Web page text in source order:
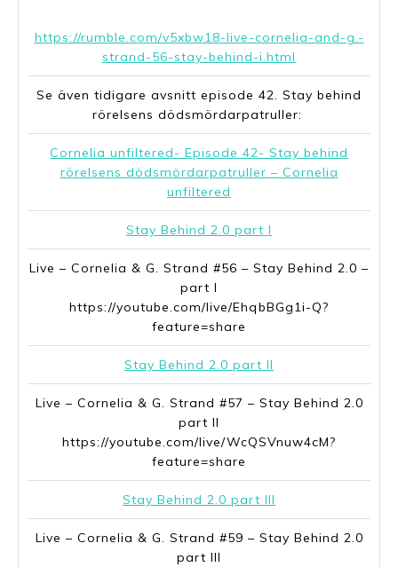
https://rumble.com/v5xbw18-live-cornelia-and-g.-
strand-56-stay-behind-i.html
Se även tidigare avsnitt episode 42. Stay behind
rörelsens dödsmördarpatruller:
Cornelia unfiltered- Episode 42- Stay behind
rörelsens dödsmördarpatruller – Cornelia
unfiltered
Stay Behind 2.0 part I
Live – Cornelia & G. Strand #56 – Stay Behind 2.0 –
part I
https://youtube.com/live/EhqbBGg1i-Q?
feature=share
Stay Behind 2.0 part II
Live – Cornelia & G. Strand #57 – Stay Behind 2.0
part II
https://youtube.com/live/WcQSVnuw4cM?
feature=share
Stay Behind 2.0 part III
Live – Cornelia & G. Strand #59 – Stay Behind 2.0
part III